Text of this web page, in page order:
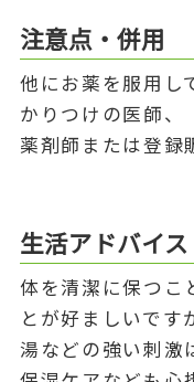
注意点・併用
他にお薬を服用し
かりつけの医師、
薬剤師または登録
生活アドバイス
体を清潔に保つこ
とが好ましいです
湯などの強い刺激